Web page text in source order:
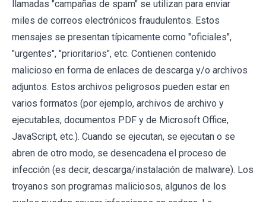
llamadas "campañas de spam" se utilizan para enviar
miles de correos electrónicos fraudulentos. Estos
mensajes se presentan típicamente como "oficiales",
"urgentes", "prioritarios", etc. Contienen contenido
malicioso en forma de enlaces de descarga y/o archivos
adjuntos. Estos archivos peligrosos pueden estar en
varios formatos (por ejemplo, archivos de archivo y
ejecutables, documentos PDF y de Microsoft Office,
JavaScript, etc.). Cuando se ejecutan, se ejecutan o se
abren de otro modo, se desencadena el proceso de
infección (es decir, descarga/instalación de malware). Los
troyanos son programas maliciosos, algunos de los